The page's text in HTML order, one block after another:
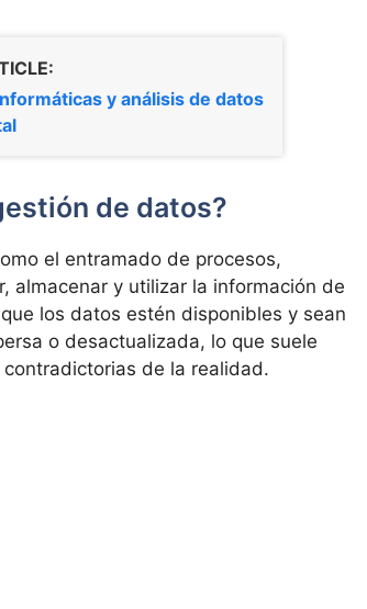
y análisis de datos
de datos?
el entramado de procesos,
almacenar y utilizar la información de
los datos estén disponibles y sean
o desactualizada, lo que suele
de la realidad.